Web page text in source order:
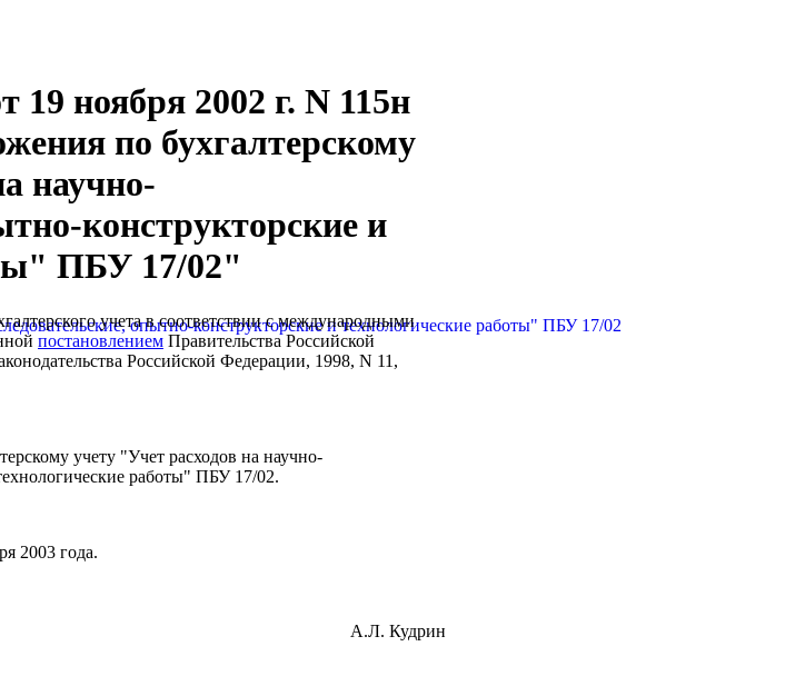
опытно-конструкторские и технологические работы" ПБУ 17/02
ноября 2002 г. N 115н
по бухгалтерскому
научно-
конструкторские и
ПБУ 17/02"
учета в соответствии с международными
постановлением Правительства Российской
Российской Федерации, 1998, N 11,
учету "Учет расходов на научно-
работы" ПБУ 17/02.
2003 года.
А.Л. Кудрин